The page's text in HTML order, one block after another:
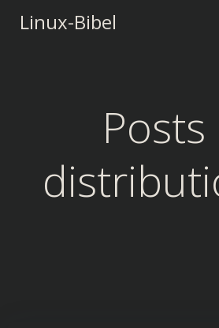
Linux-Bibel
Posts